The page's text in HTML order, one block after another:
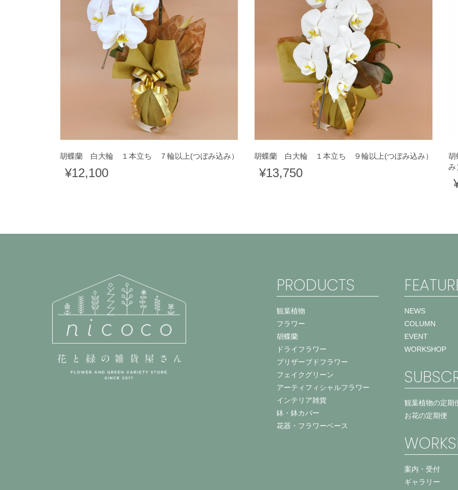
胡蝶蘭 白大輪 １本立ち ７輪以上(つぼみ込み）
¥12,100
胡蝶蘭 白大輪 １本立ち ９輪以上(つぼみ込み）
¥13,750
み
PRODUCTS
観葉植物
フラワー
胡蝶蘭
ドライフラワー
プリザーブドフラワー
フェイクグリーン
アーティフィシャルフラワー
インテリア雑貨
鉢・鉢カバー
花器・フラワーベース
NEWS
COLUMN
EVENT
WORKSHOP
観葉植物の定期
お花の定期便
案内・受付
ギャラリー